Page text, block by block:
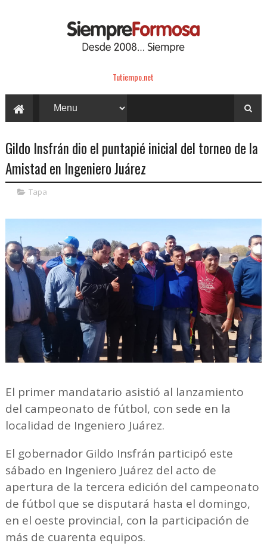
Tutiempo.net
Gildo Insfrán dio el puntapié inicial del torneo de la
Amistad en Ingeniero Juárez
Tapa
El primer mandatario asistió al lanzamiento
del campeonato de fútbol, con sede en la
localidad de Ingeniero Juárez.
El gobernador Gildo Insfrán participó este
sábado en Ingeniero Juárez del acto de
apertura de la tercera edición del campeonato
de fútbol que se disputará hasta el domingo,
en el oeste provincial, con la participación de
más de cuarenta equipos.